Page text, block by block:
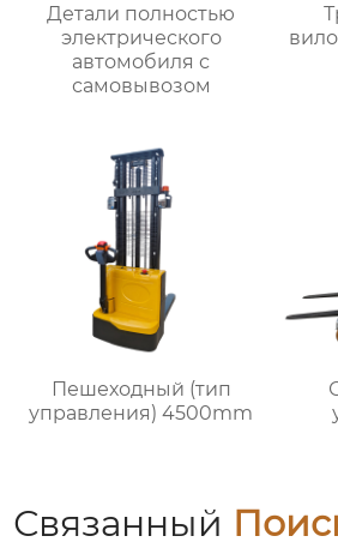
Детали полностью
электрического
автомобиля с
самовывозом
Пешеходный (тип
управления) 4500mm
Связанный